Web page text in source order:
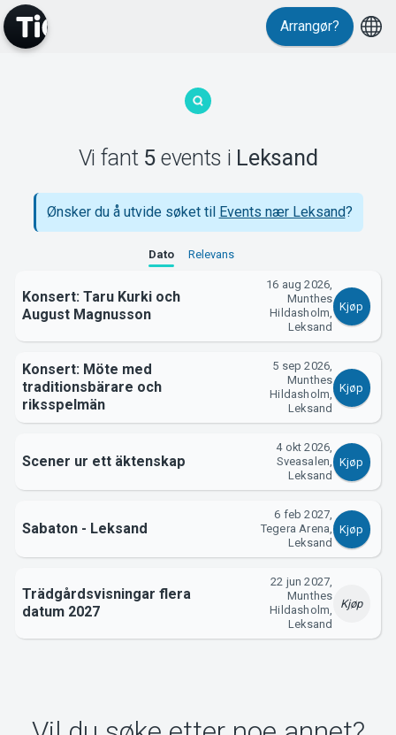
MyTickster
Support
Om Tickster
Arrangør?
Vi fant 5 events i Leksand
Ønsker du å utvide søket til Events nær Leksand?
Dato Relevans
Konsert: Taru Kurki och
August Magnusson
16 aug 2026,
Munthes
Hildasholm,
Leksand
Kjøp
Konsert: Möte med
traditionsbärare och
riksspelmän
5 sep 2026,
Munthes
Hildasholm,
Leksand
Kjøp
Scener ur ett äktenskap
4 okt 2026,
Sveasalen,
Leksand
Kjøp
Sabaton - Leksand
6 feb 2027,
Tegera Arena,
Leksand
Kjøp
Trädgårdsvisningar flera
datum 2027
22 jun 2027,
Munthes
Hildasholm,
Leksand
Kjøp